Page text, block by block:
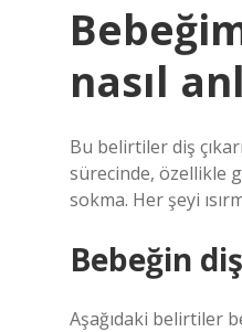
nasıl
Bu belirtiler diş
sürecinde, özellikle
sokma. Her şeyi
Bebeğin
Aşağıdaki belirtiler